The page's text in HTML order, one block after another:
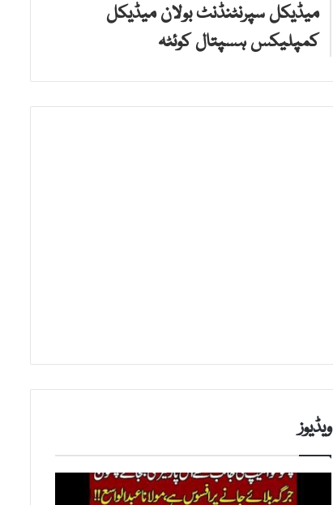
میڈیکل سپرنٹنڈنٹ بولان میڈیکل
کمپلیکس ہسپتال کوئٹہ
ویڈیوز